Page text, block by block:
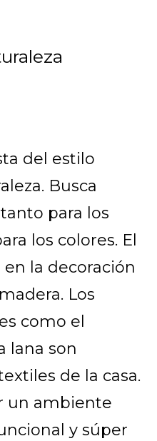
del estilo
Busca
para los
los colores. El
la decoración
Los
como el
lana son
de la casa.
un ambiente
y súper